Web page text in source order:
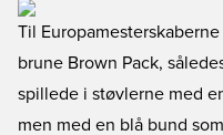
Til
brune Brown Pack,
spillede i støvlerne med
men med en blå bund